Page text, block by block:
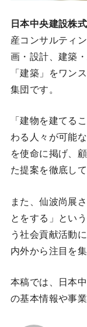
日本中央建設株
産コンサルティ
画・設計、建築
「建築」をワン
集団です。
「建物を建てる
わる人々が可能
を使命に掲げ、
た提案を徹底し
また、仙波尚展
とをする」とい
う社会貢献活動
内外から注目を
本稿では、日本
の基本情報や事